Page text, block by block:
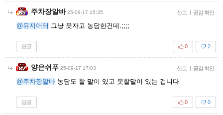
주차장알바 25-09-17 15:35 신고 | 공감 확인
@유지어터 그냥 웃자고 농담한건데.;;;;
답글 2
0
양은쉬푸 25-09-17 17:03 신고 | 공감 확인
@주차장알바 농담도 할 말이 있고 못할말이 있는 겁니다
답글 0
0